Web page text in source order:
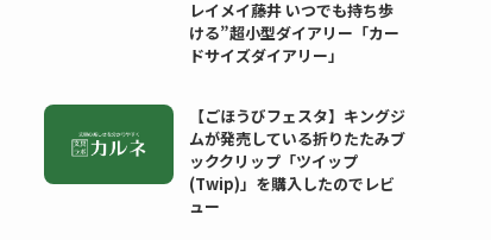
レイメイ藤井 いつでも持ち歩
ける”超小型ダイアリー「カー
ドサイズダイアリー」
【ごほうびフェスタ】キングジ
ムが発売している折りたたみブ
ッククリップ「ツイップ
(Twip)」を購入したのでレビ
ュー